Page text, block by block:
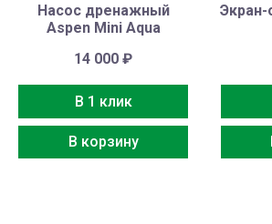
Насос дренажный
Aspen Mini Aqua
14 000₽
В 1 клик
В корзину
Экран-